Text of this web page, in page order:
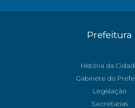
Prefeitura
História da
Gabinete do
Legislação
Secretarias